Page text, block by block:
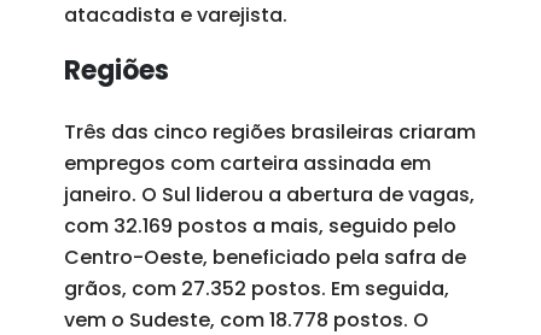
atacadista e varejista.
Regiões
Três das cinco regiões brasileiras criaram
empregos com carteira assinada em
janeiro. O Sul liderou a abertura de vagas,
com 32.169 postos a mais, seguido pelo
Centro-Oeste, beneficiado pela safra de
grãos, com 27.352 postos. Em seguida,
vem o Sudeste, com 18.778 postos. O